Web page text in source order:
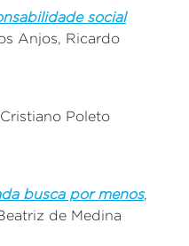
social
Anjos, Ricardo
Cristiano Poleto
busca por menos,
de Medina